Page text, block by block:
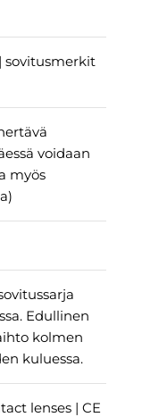
sovitusmerkit
voidaan
myös
Edullinen
kolmen
kuluessa.
lenses | CE